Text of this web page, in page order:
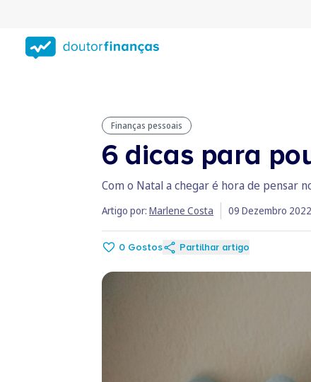
conteúdo
principal
Finanças pessoais
6 dicas para
Com o Natal a chegar é hora de pensar
Artigo por: Marlene Costa 09 Dezembro 2022
0 Gostos Partilhar artigo